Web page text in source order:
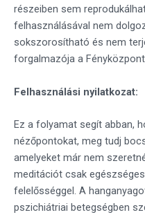
részeiben sem
felhasználásával nem
sokszorosítható és nem
forgalmazója a
Felhasználási nyilatkozat:
Ez a folyamat segít abban,
nézőpontokat, meg tudj
amelyeket már nem
meditációt csak
felelősséggel. A
pszichiátriai betegségben